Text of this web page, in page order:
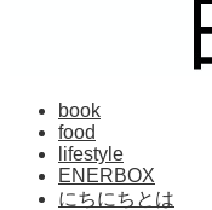
book
food
lifestyle
ENERBOX
にちにちとは